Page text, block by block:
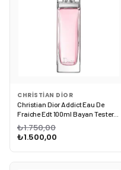
CHRISTIAN DIOR
Christian Dior Addict Eau De
Fraiche Edt 100ml Bayan Tester
Parfüm Woman
₺1.750,00
₺1.500,00